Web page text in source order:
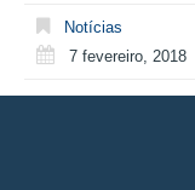
Notícias
7 fevereiro, 2018